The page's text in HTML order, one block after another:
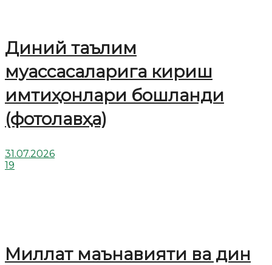
Диний таълим
муассасаларига кириш
имтиҳонлари бошланди
(фотолавҳа)
31.07.2026
19
Миллат маънавияти ва дин